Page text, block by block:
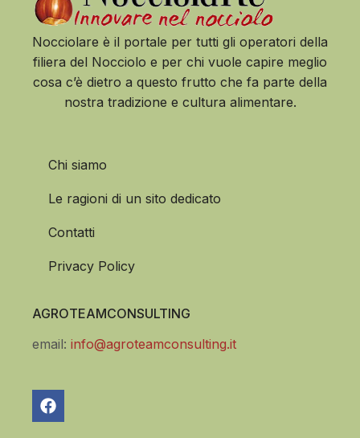
Nocciolare è il portale per tutti gli operatori della
filiera del Nocciolo e per chi vuole capire meglio
cosa c’è dietro a questo frutto che fa parte della
nostra tradizione e cultura alimentare.
Chi siamo
Le ragioni di un sito dedicato
Contatti
Privacy Policy
AGROTEAMCONSULTING
email: info@agroteamconsulting.it